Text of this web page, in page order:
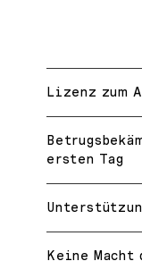
Lizenz zum
ersten Tag
Keine Macht